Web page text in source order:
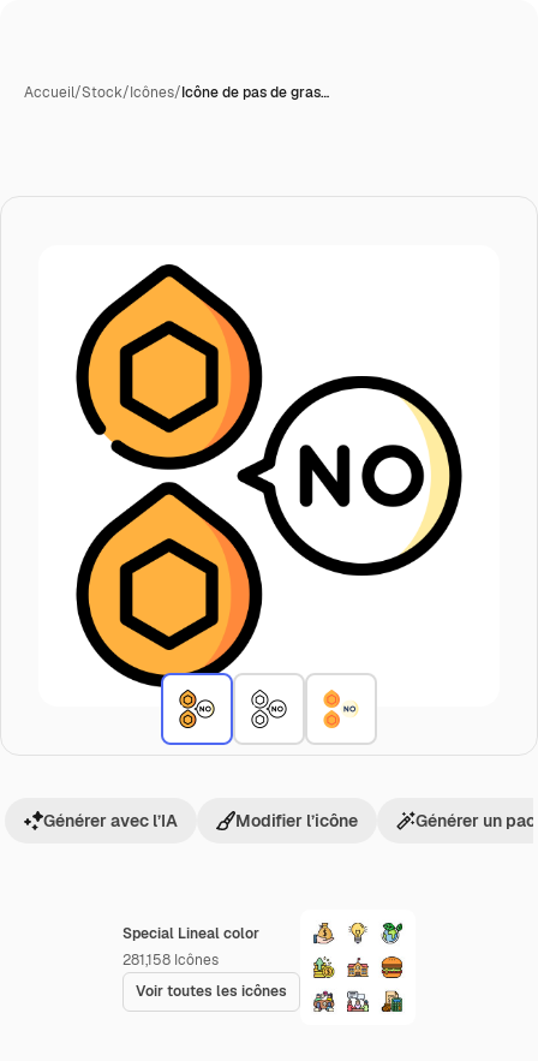
Accueil/Stock/Icônes/Icône de pas de gras…
Special Lineal color
281,158 Icônes
Voir toutes les icônes
Générer avec l’IA Modifier l’icône Générer un